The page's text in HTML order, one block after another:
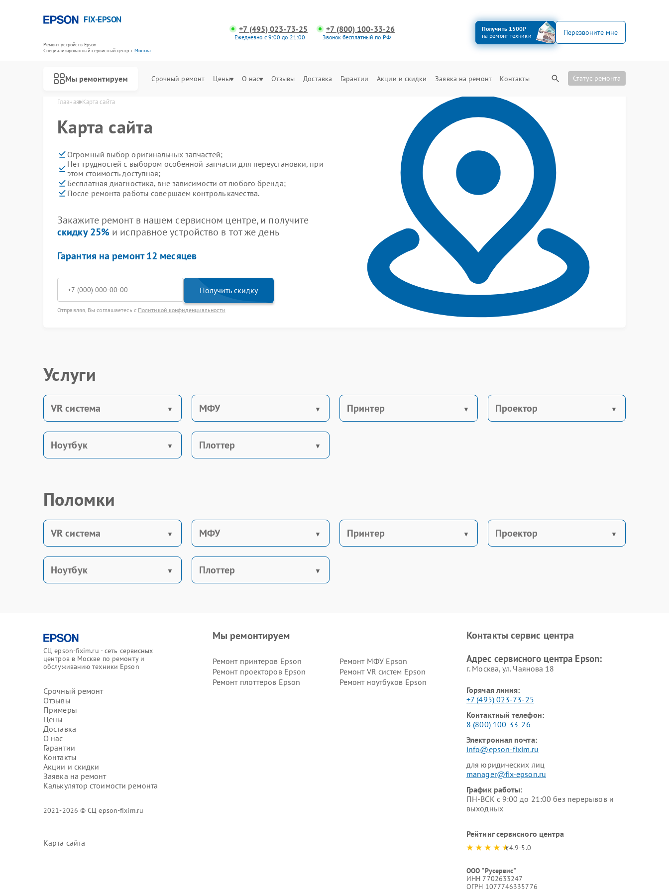
FIX-EPSON
Ремонт устройств Epson
Специализированный cервисный центр г.Москва
+7 (495) 023-73-25
Ежедневно с 9:00 до 21:00
+7 (800) 100-33-26
Звонок бесплатный по РФ
Получить 1500₽
на ремонт техники
Перезвоните мне
Мы ремонтируем Срочный ремонт Цены О нас Отзывы Доставка Гарантии Акции и скидки Заявка на ремонт Контакты Статус ремонта
Главная Карта сайта
Карта сайта
Огромный выбор оригинальных запчастей;
Нет трудностей с выбором особенной запчасти для переустановки, при
этом стоимость доступная;
Бесплатная диагностика, вне зависимости от любого бренда;
После ремонта работы совершаем контроль качества.
Закажите ремонт в нашем сервисном центре, и получите
скидку 25% и исправное устройство в тот же день
Гарантия на ремонт 12 месяцев
Получить скидку
Отправляя, Вы соглашаетесь с Политикой конфиденциальности
Услуги
VR система МФУ Принтер Проектор
Ноутбук Плоттер
Поломки
VR система МФУ Принтер Проектор
Ноутбук Плоттер
СЦ epson-fixim.ru - сеть сервисных
центров в Москве по ремонту и
обслуживанию техники Epson
Срочный ремонт
Отзывы
Примеры
Цены
Доставка
О нас
Гарантии
Контакты
Акции и скидки
Заявка на ремонт
Калькулятор стоимости ремонта
2021-2026 © СЦ epson-fixim.ru
Карта сайта
Мы ремонтируем
Ремонт принтеров Epson
Ремонт МФУ Epson
Ремонт проекторов Epson
Ремонт VR систем Epson
Ремонт плоттеров Epson
Ремонт ноутбуков Epson
Контакты сервис центра
Адрес сервисного центра Epson:
г. Москва, ул. Чаянова 18
Горячая линия:
+7 (495) 023-73-25
Контактный телефон:
8 (800) 100-33-26
Электронная почта:
info@epson-fixim.ru
для юридических лиц
manager@fix-epson.ru
График работы:
ПН-ВСК с 9:00 до 21:00 без перерывов и
выходных
Рейтинг сервисного центра
4.9-5.0
ООО "Русервис"
ИНН 7702633247
ОГРН 1077746335776